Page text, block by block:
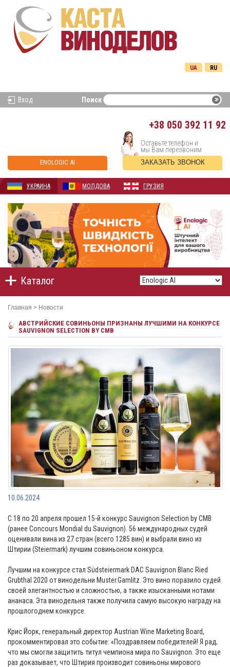
RU
UA
Вход Поиск
+38 050 392 11 92
ENOLOGIC AI
Оставьте телефон и
мы Вам перезвоним
ЗАКАЗАТЬ ЗВОНОК
УКРАИНА МОЛДОВА ГРУЗИЯ
Каталог
Главная > Новости
АВСТРИЙСКИЕ СОВИНЬОНЫ ПРИЗНАНЫ ЛУЧШИМИ НА КОНКУРСЕ
SAUVIGNON SELECTION BY CMB
10.06.2024
С 18 по 20 апреля прошел 15-й конкурс Sauvignon Selection by CMB
(ранее Concours Mondial du Sauvignon). 56 международных судей
оценивали вина из 27 стран (всего 1285 вин) и выбрали вино из
Штирии (Steiermark) лучшим совиньоном конкурса.
Лучшим на конкурсе стал Südsteiermark DAC Sauvignon Blanc Ried
Grubthal 2020 от винодельни Muster.Gamlitz. Это вино поразило судей
своей элегантностью и сложностью, а также изысканными нотами
ананаса. Эта винодельня также получила самую высокую награду на
прошлогоднем конкурсе.
Крис Йорк, генеральный директор Austrian Wine Marketing Board,
прокомментировал это событие: «Поздравляем победителей! Я рад,
что мы смогли защитить титул чемпиона мира по Sauvignon. Это еще
раз доказывает, что Штирия производит совиньоны мирового